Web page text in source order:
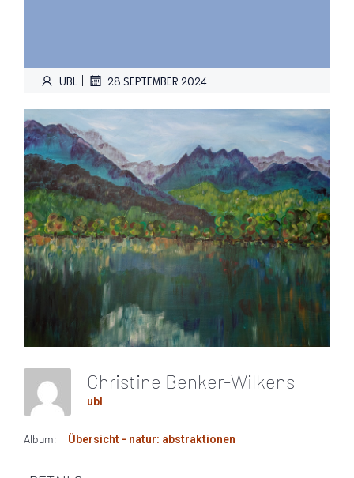
UBL | 28 SEPTEMBER 2024
ubl
Album: Übersicht - natur: abstraktionen